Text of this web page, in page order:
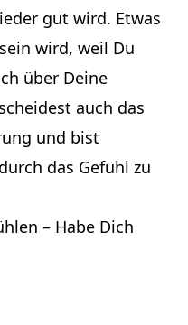
gut wird. Etwas
wird, weil Du
über Deine
auch das
und bist
das Gefühl zu
– Habe Dich